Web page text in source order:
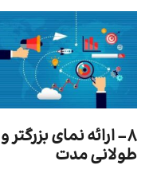
۸- ارائه نمای بزرگتر و
طولانی مدت